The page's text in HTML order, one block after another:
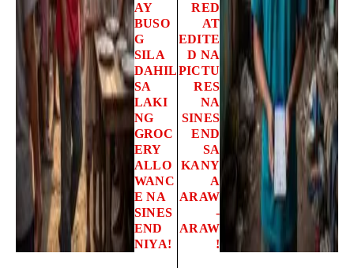
AY
BUSO
G
SILA
DAHIL
SA
LAKI
NG
GROC
ERY
ALLO
WANC
E NA
SINES
END
NIYA!
RED
AT
EDITE
D NA
PICTU
RES
NA
SINES
END
SA
KANY
A
ARAW
-
ARAW
!